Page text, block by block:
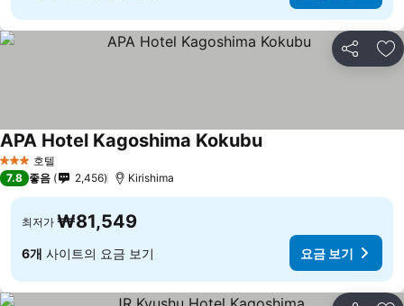
공유 즐
3 성급 호텔
APA Hotel Kagoshima Kokubu요금 보기
7.8 좋음 2,456 Kirishima
최저가 ₩81,549
6개 사이트의 요금 보기 요금 보기